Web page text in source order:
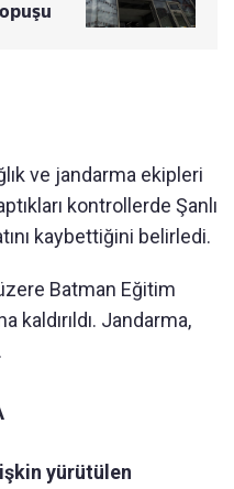
ve jandarma ekipleri
kontrollerde Şanlı
kaybettiğini belirledi.
Batman Eğitim
kaldırıldı. Jandarma,
yürütülen